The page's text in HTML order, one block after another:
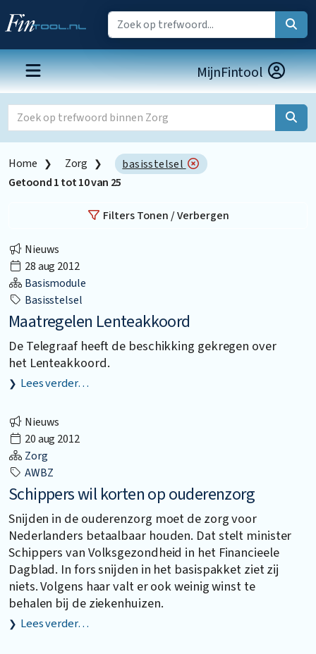
MijnFintool
Home Zorg
basisstelsel
Getoond1tot10van 25
Filters Tonen / Verbergen
Nieuws
28 aug 2012
Basismodule
Basisstelsel
Maatregelen Lenteakkoord
De Telegraaf heeft de beschikking gekregen over
het Lenteakkoord.
Lees verder…
Nieuws
20 aug 2012
Zorg
AWBZ
Schippers wil korten op ouderenzorg
Snijden in de ouderenzorg moet de zorg voor
Nederlanders betaalbaar houden. Dat stelt minister
Schippers van Volksgezondheid in het Financieele
Dagblad. In fors snijden in het basispakket ziet zij
niets. Volgens haar valt er ook weinig winst te
behalen bij de ziekenhuizen.
Lees verder…